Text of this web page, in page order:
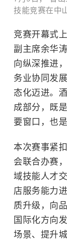
技能竞赛在中
竞赛开幕式
副主席余华
向纵深推进
务业协同发
态化迈进。
成部分，既
要窗口，也
本次赛事紧
会联合办赛
域技能人才
店服务能力
质升级，向
国际化方向
场景、提升